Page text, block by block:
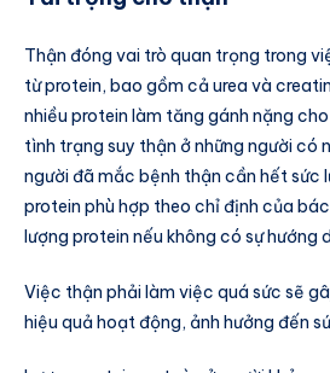
Thận đóng vai trò quan trọng trong
từ protein, bao gồm cả urea và
nhiều protein làm tăng gánh nặng
tình trạng suy thận ở những người có
người đã mắc bệnh thận cần hết sức
protein phù hợp theo chỉ định của
lượng protein nếu không có sự hướng
Việc thận phải làm việc quá sức sẽ
hiệu quả hoạt động, ảnh hưởng đến